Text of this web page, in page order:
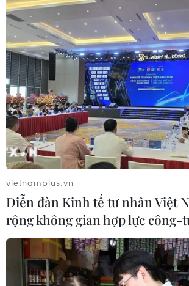
CƠ QUAN CHỦ QUẢN: THÔNG TẤN XÃ VIỆT NAM
Tổng Biên tập: TRẦN TIẾN DUẨN
Phó Tổng Biên tập: NGUYỄN THỊ TÁM,
THỦY
Sở hữu trí tuệ
Quy định
RSS
Hỗ trợ
Ngôn ngữ
TTXVN
Dịch vụ tin
Quảng
Liên hệ
Giấy phép số: 1374/GP-BTTTT do Bộ Thông
cấp ngày 11/9/2008.
vietnamplus.vn
Diễn đàn Kinh tế tư nhân Việt
rộng không gian hợp lực công-